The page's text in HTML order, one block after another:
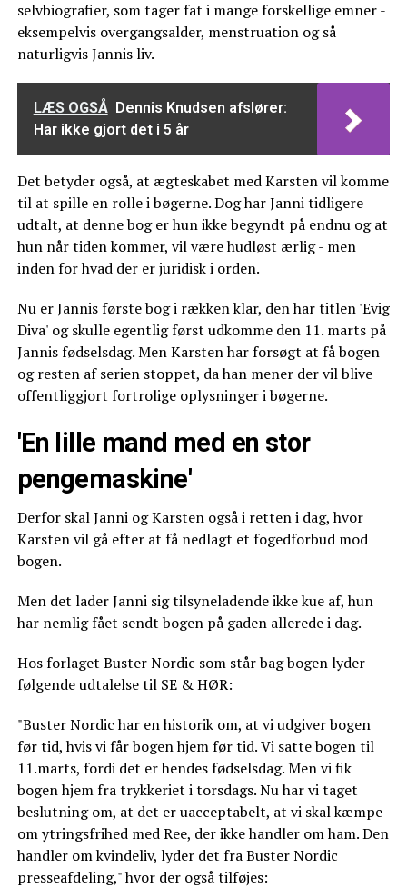
selvbiografier, som tager fat i mange forskellige emner -
eksempelvis overgangsalder, menstruation og så
naturligvis Jannis liv.
LÆS OGSÅ Dennis Knudsen afslører:
Har ikke gjort det i 5 år
Det betyder også, at ægteskabet med Karsten vil komme
til at spille en rolle i bøgerne. Dog har Janni tidligere
udtalt, at denne bog er hun ikke begyndt på endnu og at
hun når tiden kommer, vil være hudløst ærlig - men
inden for hvad der er juridisk i orden.
Nu er Jannis første bog i rækken klar, den har titlen 'Evig
Diva' og skulle egentlig først udkomme den 11. marts på
Jannis fødselsdag. Men Karsten har forsøgt at få bogen
og resten af serien stoppet, da han mener der vil blive
offentliggjort fortrolige oplysninger i bøgerne.
'En lille mand med en stor
pengemaskine'
Derfor skal Janni og Karsten også i retten i dag, hvor
Karsten vil gå efter at få nedlagt et fogedforbud mod
bogen.
Men det lader Janni sig tilsyneladende ikke kue af, hun
har nemlig fået sendt bogen på gaden allerede i dag.
Hos forlaget Buster Nordic som står bag bogen lyder
følgende udtalelse til SE & HØR:
"Buster Nordic har en historik om, at vi udgiver bogen
før tid, hvis vi får bogen hjem før tid. Vi satte bogen til
11.marts, fordi det er hendes fødselsdag. Men vi fik
bogen hjem fra trykkeriet i torsdags. Nu har vi taget
beslutning om, at det er uacceptabelt, at vi skal kæmpe
om ytringsfrihed med Ree, der ikke handler om ham. Den
handler om kvindeliv, lyder det fra Buster Nordic
presseafdeling," hvor der også tilføjes: